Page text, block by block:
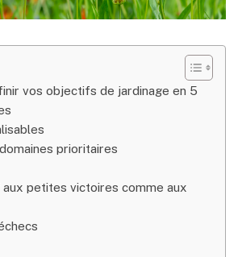
vos objectifs de jardinage en 5
prioritaires
petites victoires comme aux